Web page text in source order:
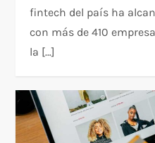
fintech del país ha
con más de 410
la […]